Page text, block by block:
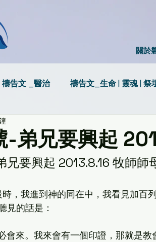
關於
禱告文 _醫治 禱告文_生命 | 靈魂 | 祭
-弟兄要興起
要興起 2013.8.16 牧師師
我進到神的同在中，我看見加百
見的話是：
來。我來會有一個印證，那就是教